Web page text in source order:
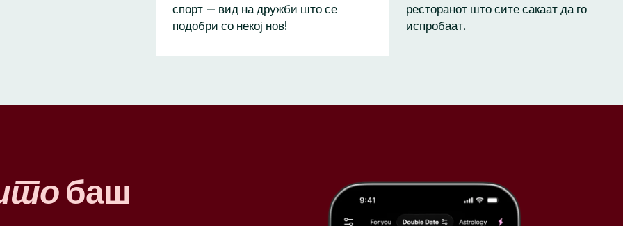
спорт — вид на дружби што се
подобри со некој нов!
ресторанот што сите сакаат да го
испробаат.
баш